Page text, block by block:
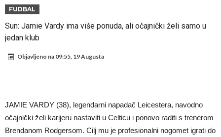
Zverev se odmah “raspao”
Infantino imao ljubavnicu: Isplivale skandalozne informacije, dobila je
novac od UEFA
Mourinho uvodi strogu disciplinu u Real Madrid. Ovo su tri nova
FUDBAL
Sun: Jamie Vardy ima više ponuda, ali očajnički želi samo u
jedan klub
Objavljeno na 09:55, 19 Augusta
JAMIE VARDY (38), legendarni napadač Leicestera, navodno
očajnički želi karijeru nastaviti u Celticu i ponovo raditi s trenerom
Brendanom Rodgersom. Cilj mu je profesionalni nogomet igrati do